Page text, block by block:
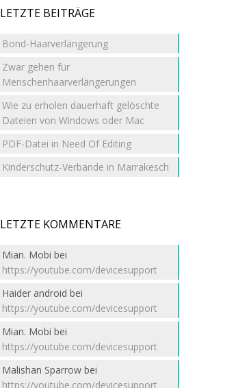
LETZTE BEITRÄGE
Bond-Haarverlängerung
Zwar gehen für
Menschenhaarverlängerungen
Wie zu erholen dauerhaft gelöschte
Dateien von Windows oder Mac
PDF-Datei in Need Of Editing
Kinderschutz-Verbände in Marrakesch
LETZTE KOMMENTARE
Mian. Mobi bei
https://youtube.com/devicesupport
Haider android bei
https://youtube.com/devicesupport
Mian. Mobi bei
https://youtube.com/devicesupport
Malishan Sparrow bei
https://youtube.com/devicesupport